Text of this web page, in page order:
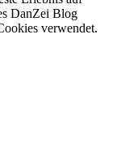
DanZei Blog
verwendet.